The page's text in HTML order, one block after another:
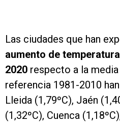
Las ciudades que han
aumento de
2020 respecto a la
referencia 1981-2010
Lleida (1,79ºC), Jaén
(1,32ºC), Cuenca